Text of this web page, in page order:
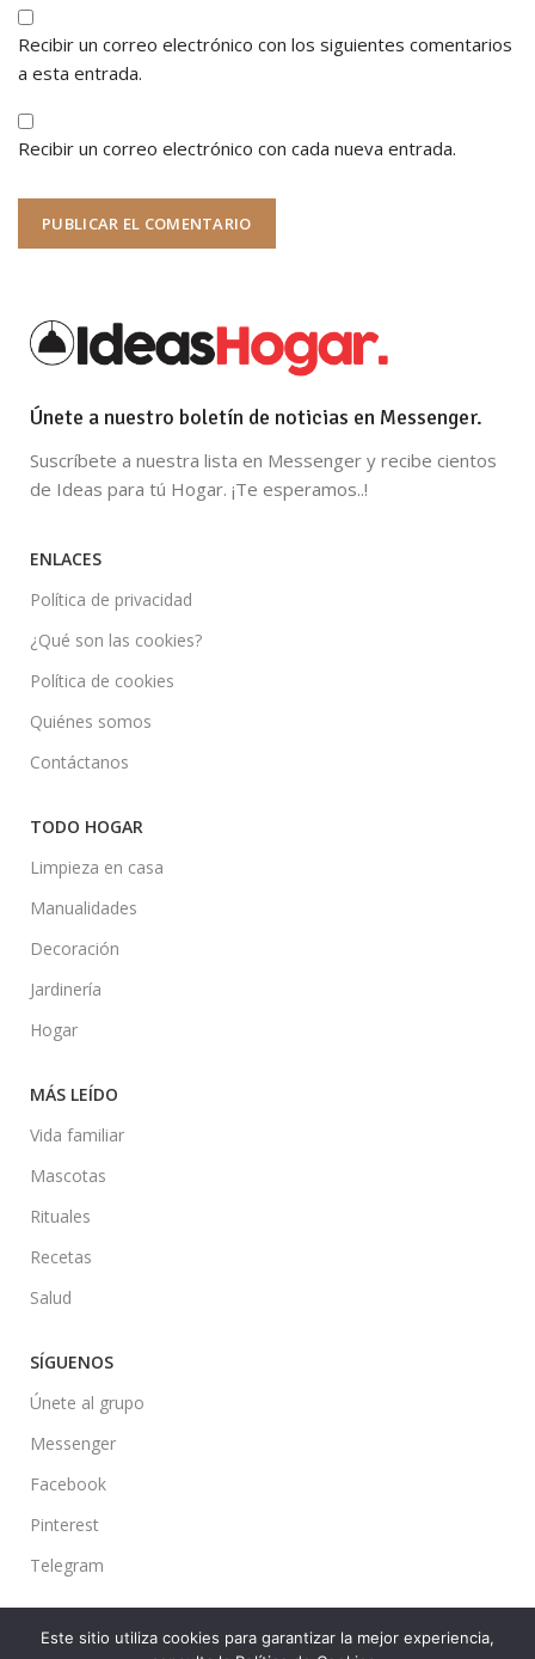
Recibir un correo electrónico con los siguientes comentarios
a esta entrada.
Recibir un correo electrónico con cada nueva entrada.
Únete a nuestro boletín de noticias en Messenger.
Suscríbete a nuestra lista en Messenger y recibe cientos
de Ideas para tú Hogar. ¡Te esperamos..!
ENLACES
Política de privacidad
¿Qué son las cookies?
Política de cookies
Quiénes somos
Contáctanos
TODO HOGAR
Limpieza en casa
Manualidades
Decoración
Jardinería
Hogar
MÁS LEÍDO
Vida familiar
Mascotas
Rituales
Recetas
Salud
SÍGUENOS
Únete al grupo
Messenger
Facebook
Pinterest
Telegram
Este sitio utiliza cookies para garantizar la mejor experiencia,